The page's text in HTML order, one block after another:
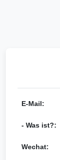
E-Mail:
- Was ist?:
Wechat: